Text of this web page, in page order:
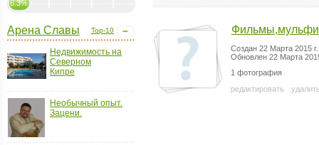
рассылку
6.3%
Top-10
Арена Славы
Недвижимость на
Северном
Кипре
Необычный опыт.
Зацени.
Создан 22 Марта 2015 г.
Обновлен 22 Марта
1 фотография
редактировать